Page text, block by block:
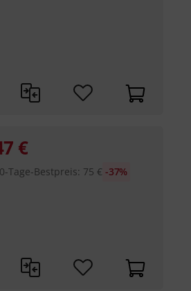
€
Tage-Bestpreis: 75 € -37%